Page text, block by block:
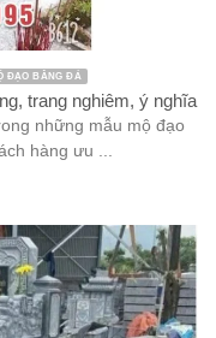
ĐẠO BẰNG ĐÁ
trang nghiêm, ý nghĩa
những mẫu mộ đạo
hàng ưu ...